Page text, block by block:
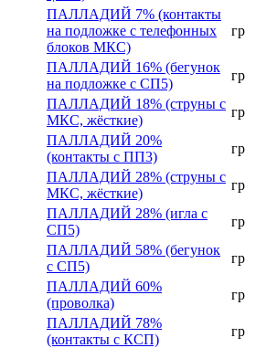
ПАЛЛАДИЙ 7% (контакты
на подложке с телефонных
блоков МКС)
гр
ПАЛЛАДИЙ 16% (бегунок
на подложке с СП5)
гр
ПАЛЛАДИЙ 18% (струны с
МКС, жёсткие)
гр
ПАЛЛАДИЙ 20%
(контакты с ПП3)
гр
ПАЛЛАДИЙ 28% (струны с
МКС, жёсткие)
гр
ПАЛЛАДИЙ 28% (игла с
СП5)
гр
ПАЛЛАДИЙ 58% (бегунок
с СП5)
гр
ПАЛЛАДИЙ 60%
(проволка)
гр
ПАЛЛАДИЙ 78%
(контакты с КСП)
гр